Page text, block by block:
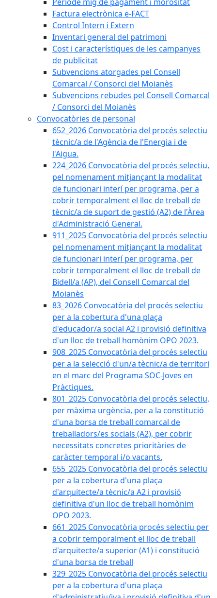
Factura electrònica e-FACT
Control Intern i Extern
Inventari general del patrimoni
Cost i característiques de les campanyes
de publicitat
Subvencions atorgades pel Consell
Comarcal / Consorci del Moianès
Subvencions rebudes pel Consell Comarcal
/ Consorci del Moianès
Convocatòries de personal
652_2026 Convocatòria del procés selectiu
tècnic/a de l'Agència de l'Energia i de
l'Aigua.
224_2026 Convocatòria del procés selectiu,
pel nomenament mitjançant la modalitat
de funcionari interí per programa, per a
cobrir temporalment el lloc de treball de
tècnic/a de suport de gestió (A2) de l'Àrea
d'Administració General.
911_2025 Convocatòria del procés selectiu
pel nomenament mitjançant la modalitat
de funcionari interí per programa, per
cobrir temporalment el lloc de treball de
Bidell/a (AP), del Consell Comarcal del
Moianès
83_2026 Convocatòria del procés selectiu
per a la cobertura d'una plaça
d'educador/a social A2 i provisió definitiva
d'un lloc de treball homònim OPO 2023.
908_2025 Convocatòria del procés selectiu
per a la selecció d'un/a tècnic/a de territori
en el marc del Programa SOC-Joves en
Pràctiques.
801_2025 Convocatòria del procés selectiu,
per màxima urgència, per a la constitució
d'una borsa de treball comarcal de
treballadors/es socials (A2), per cobrir
necessitats concretes prioritàries de
caràcter temporal i/o vacants.
655_2025 Convocatòria del procés selectiu
per a la cobertura d'una plaça
d'arquitecte/a tècnic/a A2 i provisió
definitiva d'un lloc de treball homònim
OPO 2023.
661_2025 Convocatòria procés selectiu per
a cobrir temporalment el lloc de treball
d'arquitecte/a superior (A1) i constitució
d'una borsa de treball
329_2025 Convocatòria del procés selectiu
per a la cobertura d'una plaça